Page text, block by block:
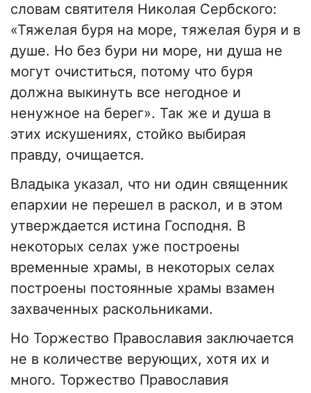
словам святителя Николая Сербского:
«Тяжелая буря на море, тяжелая буря и в
душе. Но без бури ни море, ни душа не
могут очиститься, потому что буря
должна выкинуть все негодное и
ненужное на берег». Так же и душа в
этих искушениях, стойко выбирая
правду, очищается.
Владыка указал, что ни один священник
епархии не перешел в раскол, и в этом
утверждается истина Господня. В
некоторых селах уже построены
временные храмы, в некоторых селах
построены постоянные храмы взамен
захваченных раскольниками.
Но Торжество Православия заключается
не в количестве верующих, хотя их и
много. Торжество Православия